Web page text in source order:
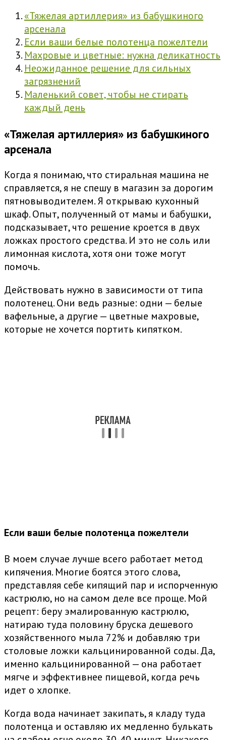
«Тяжелая артиллерия» из бабушкиного
арсенала
Если ваши белые полотенца пожелтели
Махровые и цветные: нужна деликатность
Неожиданное решение для сильных
загрязнений
Маленький совет, чтобы не стирать
каждый день
«Тяжелая артиллерия» из бабушкиного
арсенала
Когда я понимаю, что стиральная машина не
справляется, я не спешу в магазин за дорогим
пятновыводителем. Я открываю кухонный
шкаф. Опыт, полученный от мамы и бабушки,
подсказывает, что решение кроется в двух
ложках простого средства. И это не соль или
лимонная кислота, хотя они тоже могут
помочь.
Действовать нужно в зависимости от типа
полотенец. Они ведь разные: одни — белые
вафельные, а другие — цветные махровые,
которые не хочется портить кипятком.
Если ваши белые полотенца пожелтели
В моем случае лучше всего работает метод
кипячения. Многие боятся этого слова,
представляя себе кипящий пар и испорченную
кастрюлю, но на самом деле все проще. Мой
рецепт: беру эмалированную кастрюлю,
натираю туда половину бруска дешевого
хозяйственного мыла 72% и добавляю три
столовые ложки кальцинированной соды. Да,
именно кальцинированной — она работает
мягче и эффективнее пищевой, когда речь
идет о хлопке.
Когда вода начинает закипать, я кладу туда
полотенца и оставляю их медленно булькать